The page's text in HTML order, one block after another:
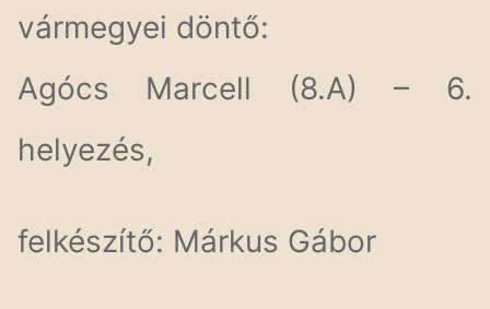
vármegyei döntő:
Agócs Marcell (8.A) – 6.
helyezés,
felkészítő: Márkus Gábor